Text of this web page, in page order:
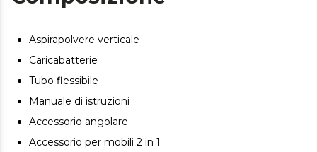
e non dovrai più chinarti grazie al suo tubo flessibile e
vedi tutto lo sporco senza perderti nulla grazie alla luce
LED situata sulla base di aspirazione.
Separa le particelle aspirate. Sistema ciclonico parallelo,
ciclone parallelo che consente un'aspirazione più
efficiente.
Aspirapolvere verticale
Caricabatterie
Tubo flessibile
Manuale di istruzioni
Accessorio angolare
Accessorio per mobili 2 in 1